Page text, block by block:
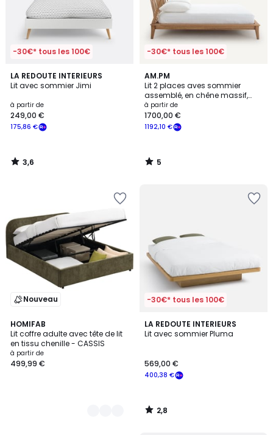
-30€* tous les 100€
LA REDOUTE INTERIEURS
Lit avec sommier Jimi
à partir de
175,86 €
249,00 €
3,6
/ 5
3,6
/
-30€* tous les 100€
AM.PM
Lit 2 places aves sommier
assemblé, en chêne massif,
CASPIAN
à partir de
1192,10 €
1700,00 €
5
/
5
5
/
Nouveau
HOMIFAB
Lit coffre adulte avec tête de lit
en tissu chenille - CASSIS
à partir de
499,99 €
2
Couleurs
-30€* tous les 100€
LA REDOUTE INTERIEURS
Lit avec sommier Pluma
400,38 €
569,00 €
2,8
/ 5
2,8
/